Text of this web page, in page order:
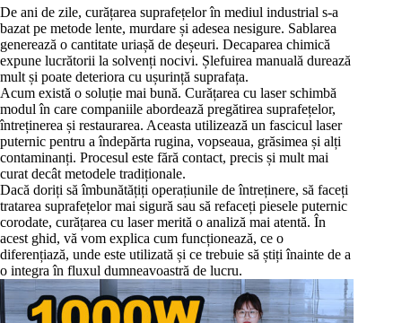
De ani de zile, curățarea suprafețelor în mediul industrial s-a
bazat pe metode lente, murdare și adesea nesigure. Sablarea
generează o cantitate uriașă de deșeuri. Decaparea chimică
expune lucrătorii la solvenți nocivi. Șlefuirea manuală durează
mult și poate deteriora cu ușurință suprafața.
Acum există o soluție mai bună. Curățarea cu laser schimbă
modul în care companiile abordează pregătirea suprafețelor,
întreținerea și restaurarea. Aceasta utilizează un fascicul laser
puternic pentru a îndepărta rugina, vopseaua, grăsimea și alți
contaminanți. Procesul este fără contact, precis și mult mai
curat decât metodele tradiționale.
Dacă doriți să îmbunătățiți operațiunile de întreținere, să faceți
tratarea suprafețelor mai sigură sau să refaceți piesele puternic
corodate, curățarea cu laser merită o analiză mai atentă. În
acest ghid, vă vom explica cum funcționează, ce o
diferențiază, unde este utilizată și ce trebuie să știți înainte de a
o integra în fluxul dumneavoastră de lucru.